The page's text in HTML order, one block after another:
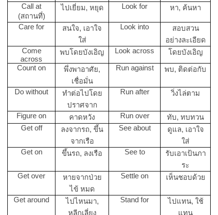
Call at
(สถานที่)
ไปเยี่ยม, หยุด Look for หา, ค้นหา
Care for
สนใจ, เอาใจ
ใส่
Look into
สอบสวน
อย่างละเอียด
Come
across
พบโดยบังเอิญ Look across
โดยบังเอิญ
Count on
พึ่งพาอาศัย,
เชื่อมั่น
Run against พบ, ติดต่อกับ
Do without
ทำต่อไปโดย
ปราศจาก
Run after วิ่งไล่ตาม
Figure on คาดหวัง Run over
ทับ, ทบทวน
Get off
ลงจากรถ, ขึ้น
จากเรือ
See about
ดูแล, เอาใจ
ใส่
Get on
ขึ้นรถ, ลงเรือ See to
รับเอาเป้นภา
ระ
Get over
หายจากป่วย
ไข้ หมด
Settle on เห็นชอบด้วย
Get around
ไปไหนมา,
หลีกเลี่ยง
Stand for
ไปแทน, ใช้
แทน